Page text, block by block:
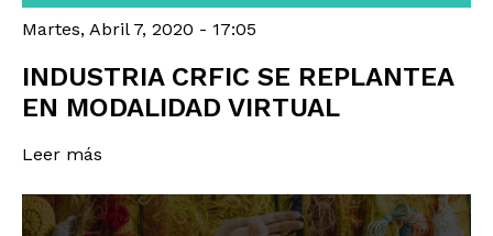
Martes, Abril 7, 2020 - 17:05
INDUSTRIA CRFIC SE REPLANTEA
EN MODALIDAD VIRTUAL
Leer más